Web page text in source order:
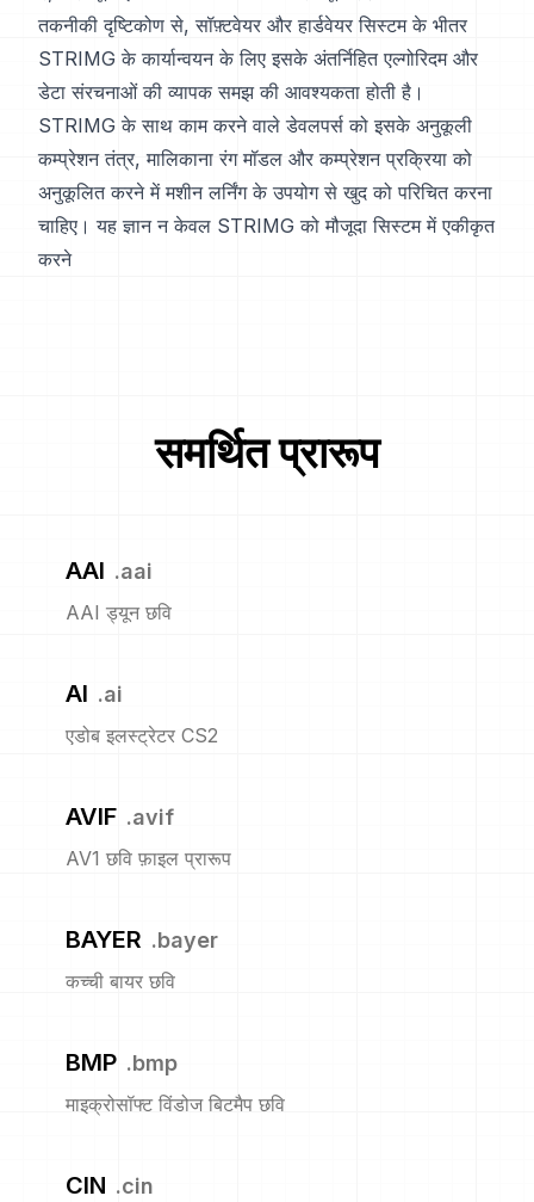
तकनीकी दृष्टिकोण से, सॉफ़्टवेयर और हार्डवेयर सिस्टम के भीतर
STRIMG के कार्यान्वयन के लिए इसके अंतर्निहित एल्गोरिदम और
डेटा संरचनाओं की व्यापक समझ की आवश्यकता होती है।
STRIMG के साथ काम करने वाले डेवलपर्स को इसके अनुकूली
कम्प्रेशन तंत्र, मालिकाना रंग मॉडल और कम्प्रेशन प्रक्रिया को
अनुकूलित करने में मशीन लर्निंग के उपयोग से खुद को परिचित करना
चाहिए। यह ज्ञान न केवल STRIMG को मौजूदा सिस्टम में एकीकृत
करने
समर्थित प्रारूप
AAI .aai
AAI ड्यून छवि
AI .ai
एडोब इलस्ट्रेटर CS2
AVIF .avif
AV1 छवि फ़ाइल प्रारूप
BAYER .bayer
कच्ची बायर छवि
BMP .bmp
माइक्रोसॉफ्ट विंडोज बिटमैप छवि
CIN .cin